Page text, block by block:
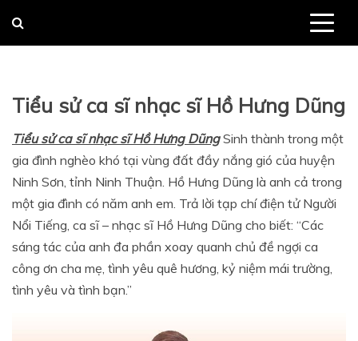
Tiểu sử ca sĩ nhạc sĩ Hồ Hưng Dũng
Tiểu sử ca sĩ nhạc sĩ Hồ Hưng DũngSinh thành trong một
gia đình nghèo khó tại vùng đất đầy nắng gió của huyện
Ninh Sơn, tỉnh Ninh Thuận. Hồ Hưng Dũng là anh cả trong
một gia đình có năm anh em. Trả lời tạp chí điện tử Người
Nổi Tiếng, ca sĩ – nhạc sĩ Hồ Hưng Dũng cho biết: “Các
sáng tác của anh đa phần xoay quanh chủ đề ngợi ca
công ơn cha mẹ, tình yêu quê hương, kỷ niệm mái trường,
tình yêu và tình bạn.”